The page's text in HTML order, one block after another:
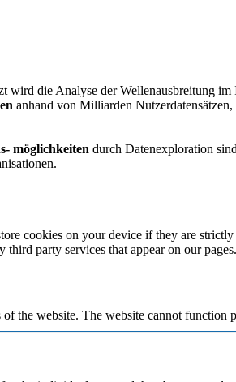
wird die Analyse der Wellenausbreitung
anhand von Milliarden Nutzerdatensätzen,
möglichkeiten durch Datenexploration
cookies on your device if they are
party services that appear on our pages.
the website. The website cannot function